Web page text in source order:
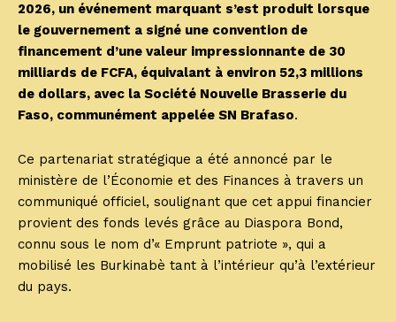
2026, un événement marquant s’est produit lorsque
le gouvernement a signé une convention de
financement d’une valeur impressionnante de 30
milliards de FCFA, équivalant à environ 52,3 millions
de dollars, avec la Société Nouvelle Brasserie du
Faso, communément appelée SN Brafaso.
Ce partenariat stratégique a été annoncé par le
ministère de l’Économie et des Finances à travers un
communiqué officiel, soulignant que cet appui financier
provient des fonds levés grâce au Diaspora Bond,
connu sous le nom d’« Emprunt patriote », qui a
mobilisé les Burkinabè tant à l’intérieur qu’à l’extérieur
du pays.